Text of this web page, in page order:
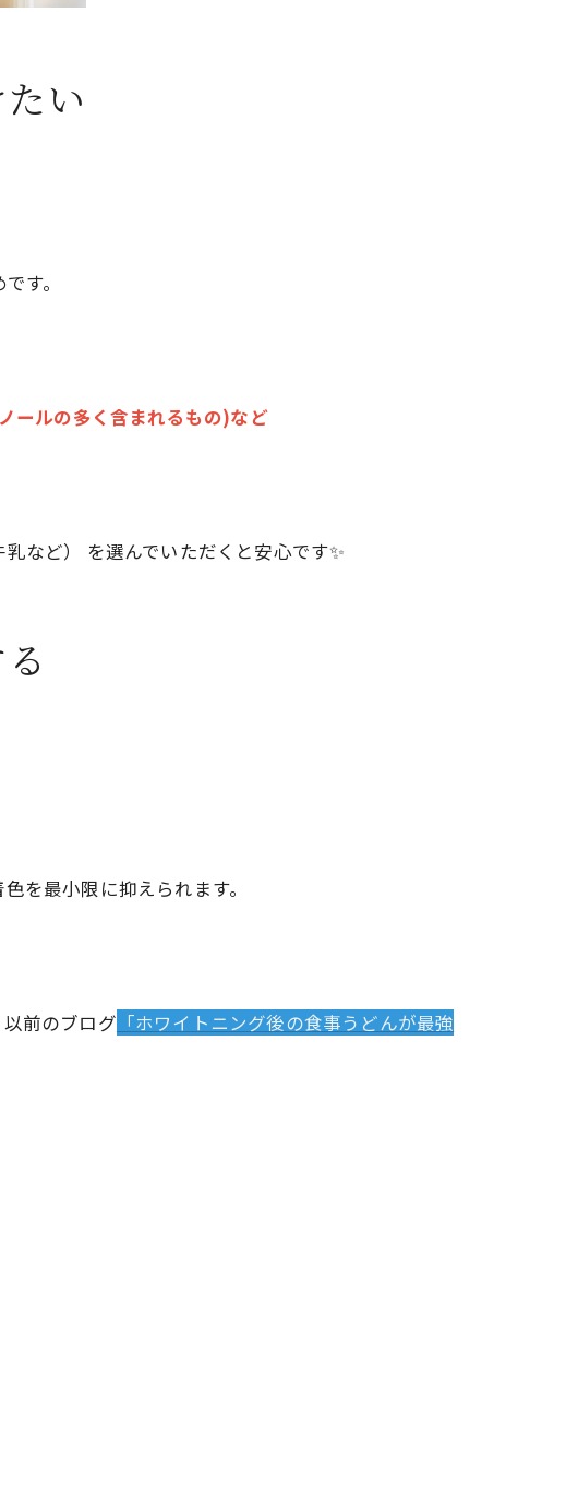
い
す。
ールの多く含まれるもの)など
など） を選んでいただくと安心です✨
を最小限に抑えられます。
前のブログ 「ホワイトニング後の食事うどんが最強